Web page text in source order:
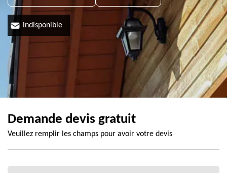
indisponible
Demande devis gratuit
Veuillez remplir les champs pour avoir votre devis